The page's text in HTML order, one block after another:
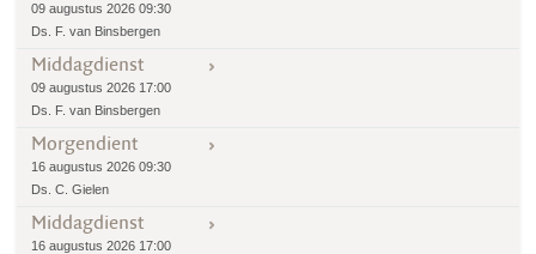
09 augustus 2026 09:30
Ds. F. van Binsbergen
Middagdienst
09 augustus 2026 17:00
Ds. F. van Binsbergen
Morgendient
16 augustus 2026 09:30
Ds. C. Gielen
Middagdienst
16 augustus 2026 17:00